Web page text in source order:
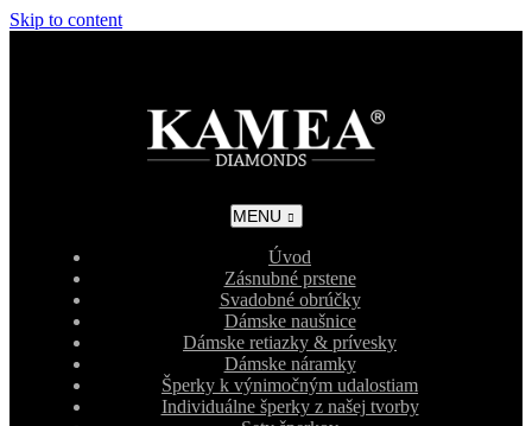
Skip to content
MENU
Úvod
Zásnubné prstene
Svadobné obrúčky
Dámske naušnice
Dámske retiazky & prívesky
Dámske náramky
Šperky k výnimočným udalostiam
Individuálne šperky z našej tvorby